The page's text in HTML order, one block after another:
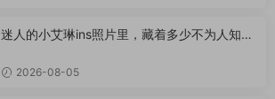
迷人的小艾琳ins照片里，藏着多少不为人知的
2026-08-05